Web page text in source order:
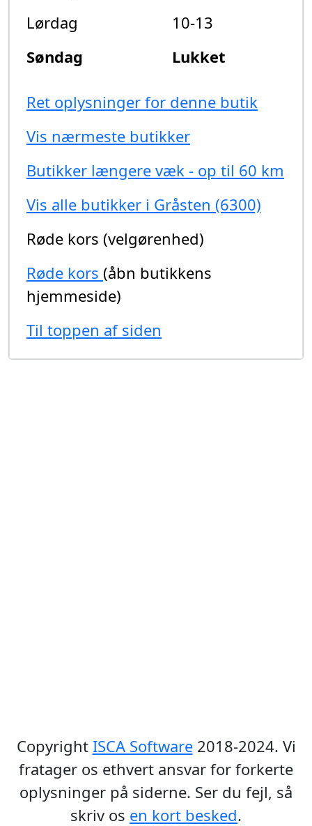
Lørdag
10-13
Søndag
Lukket
Ret oplysninger for denne butik
Vis nærmeste butikker
Butikker længere væk - op til 60 km
Vis alle butikker i Gråsten (6300)
Røde kors (velgørenhed)
Røde kors (åbn butikkens
hjemmeside)
Til toppen af siden
Copyright ISCA Software2018-2024. Vi
fratager os ethvert ansvar for forkerte
oplysninger på siderne. Ser du fejl, så
skriv os en kort besked.